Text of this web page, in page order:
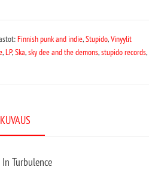
Finnish punk and indie,Stupido,Vinyylit
,LP,Ska,sky dee and the demons,stupido records,
KUVAUS
Turbulence